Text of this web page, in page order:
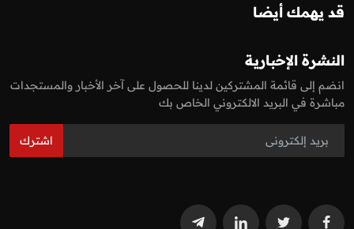
قد يهمك أيضا
النشرة الإخبارية
انضم إلى قائمة المشتركين لدينا للحصول على آخر الأخبار والمستجدات
مباشرة في البريد الالكتروني الخاص بك
اشترك